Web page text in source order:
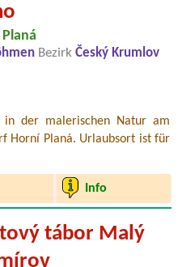
Bezirk Český Krumlov
in der malerischen Natur am
Horní Planá. Urlaubsort ist für
Info
tábor Malý